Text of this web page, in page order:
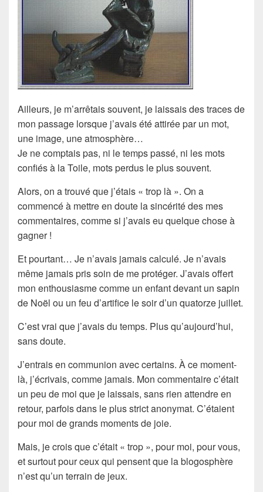
Ailleurs, je m’arrêtais souvent, je laissais des traces de
mon passage lorsque j’avais été attirée par un mot,
une image, une atmosphère…
Je ne comptais pas, ni le temps passé, ni les mots
confiés à la Toile, mots perdus le plus souvent.
Alors, on a trouvé que j’étais « trop là ». On a
commencé à mettre en doute la sincérité des mes
commentaires, comme si j’avais eu quelque chose à
gagner !
Et pourtant… Je n’avais jamais calculé. Je n’avais
même jamais pris soin de me protéger. J’avais offert
mon enthousiasme comme un enfant devant un sapin
de Noël ou un feu d’artifice le soir d’un quatorze juillet.
C’est vrai que j’avais du temps. Plus qu’aujourd’hui,
sans doute.
J’entrais en communion avec certains. À ce moment-
là, j’écrivais, comme jamais. Mon commentaire c’était
un peu de moi que je laissais, sans rien attendre en
retour, parfois dans le plus strict anonymat. C’étaient
pour moi de grands moments de joie.
Mais, je crois que c’était « trop », pour moi, pour vous,
et surtout pour ceux qui pensent que la blogosphère
n’est qu’un terrain de jeux.